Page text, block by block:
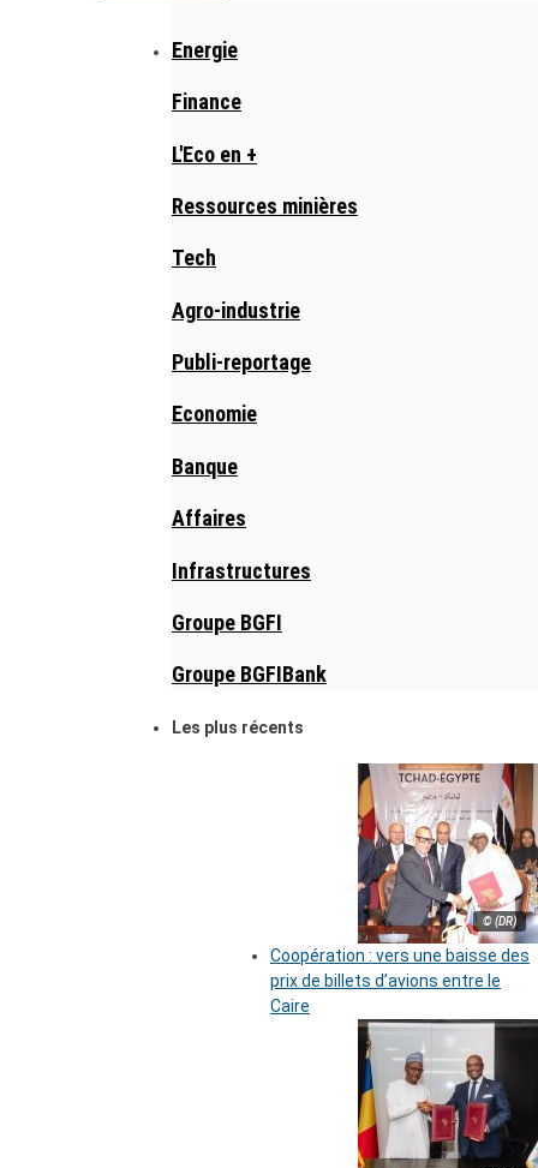
Energie
Finance
L'Eco en +
Ressources minières
Tech
Agro-industrie
Publi-reportage
Economie
Banque
Affaires
Infrastructures
Groupe BGFI
Groupe BGFIBank
Les plus récents
© (DR)
Coopération : vers une baisse des
prix de billets d’avions entre le
Caire